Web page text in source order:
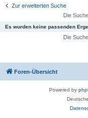
Zur erweiterten Suche
Die
Es wurden keine passenden
Die
Foren-Übersicht
Powered by